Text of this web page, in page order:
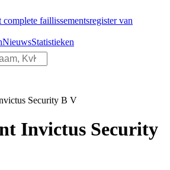
complete faillissementsregister van
NieuwsStatistieken
Security B V
Invictus Security